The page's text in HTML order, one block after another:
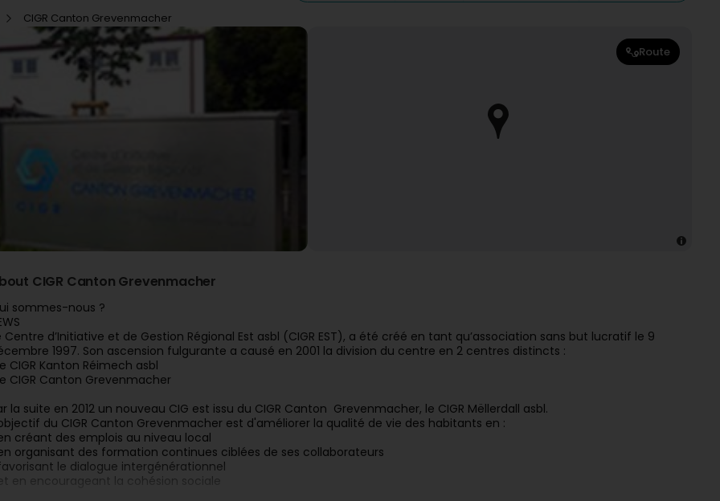
CIGR Canton Grevenmacher
Route
CIGR Canton Grevenmacher
sommes-nous ?
Centre d’Initiative et de Gestion Régional Est asbl (CIGR EST), a été créé en tant qu’association sans but lucratif le 9
1997. Son ascension fulgurante a causé en 2001 la division du centre en 2 centres distincts :
CIGR Kanton Réimech asbl
CIGR Canton Grevenmacher
la suite en 2012 un nouveau CIG est issu du CIGR Canton Grevenmacher, le CIGR Mëllerdall asbl.
du CIGR Canton Grevenmacher est d'améliorer la qualité de vie des habitants en :
créant des emplois au niveau local
organisant des formation continues ciblées de ses collaborateurs
le dialogue intergénérationnel
en encourageant la cohésion sociale